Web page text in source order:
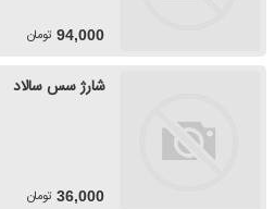
94,000 تومان
شارژ سس سالاد
36,000 تومان